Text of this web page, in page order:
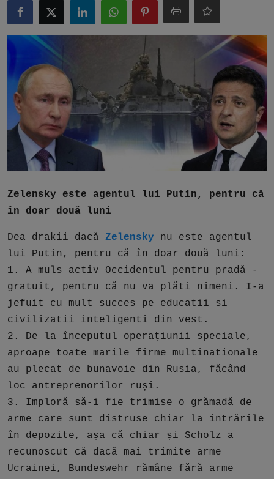
Aliexpress
Amintiri din Viitor
Ai Data Use Policy
Muzica
Free Script
Ai RoadMap
AI
Zelensky este agentul lui Putin, pentru că
în doar două luni
Dea drakii dacă Zelensky nu este agentul
lui Putin, pentru că în doar două luni:
1. A muls activ Occidentul pentru pradă -
gratuit, pentru că nu va plăti nimeni. I-a
jefuit cu mult succes pe educatii si
civilizatii inteligenti din vest.
2. De la începutul operațiunii speciale,
aproape toate marile firme multinationale
au plecat de bunavoie din Rusia, făcând
loc antreprenorilor ruși.
3. Imploră să-i fie trimise o grămadă de
arme care sunt distruse chiar la intrările
în depozite, așa că chiar și Scholz a
recunoscut că dacă mai trimite arme
Ucrainei, Bundeswehr rămâne fără arme